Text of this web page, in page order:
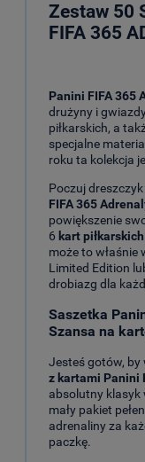
Zestaw 50
FIFA 365
Panini FIFA 365
drużyny i
piłkarskich, a
specjalne
roku ta kolekcja
Poczuj
FIFA 365
powiększenie
6 kart piłkarskich
może to właśnie
Limited Edition
drobiazg dla
Saszetka
Szansa na
Jesteś gotów, by
z kartami Panini
absolutny klasyk
mały pakiet
adrenaliny za
paczkę.